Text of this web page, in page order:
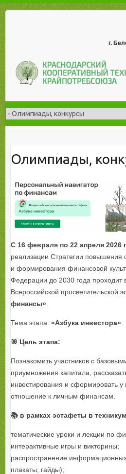
г.
Олимпиады,
С 16 февраля по 22 апреля 2026
реализации Стратегии повышения
и формирования финансовой
Федерации до 2030 года проходит
Всероссийской просветительской
финансы»
Тема этапа: «Азбука инвестора»
🎯 Цель этапа:
Познакомить участников с
приумножения капитала,
инвестирования и сформировать у
отношение к личным финансам.
📚 в рамках эстафеты в
тематические уроки и лекции по
интерактивные игры и викторины;
распространение
плакаты, гайды);